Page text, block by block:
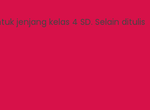
jenjang kelas 4 SD. Selain ditulis